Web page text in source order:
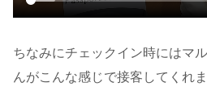
ちなみにチェックイン時にはマ
んがこんな感じで接客してくれ